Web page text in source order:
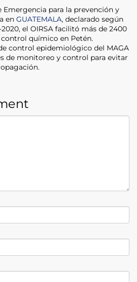
Emergencia para la prevención y
en GUATEMALA, declarado según
el OIRSA facilitó más de 2400
químico en Petén.
control epidemiológico del MAGA
de monitoreo y control para evitar